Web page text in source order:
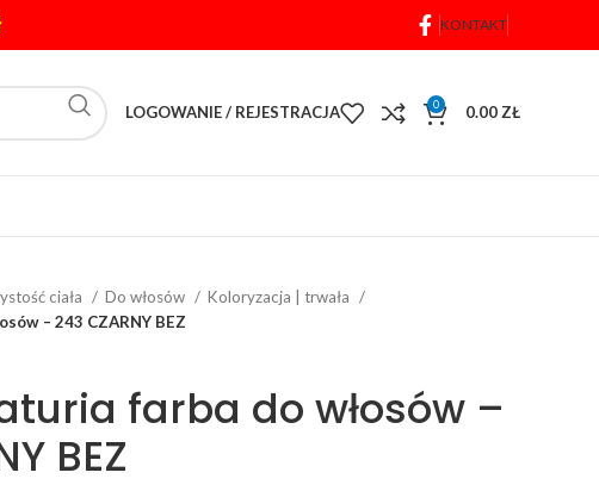
KONTAKT
LOGOWANIE / REJESTRACJA 0 0.00 ZŁ
ciała Do włosów
Koloryzacja | trwała
– 243 CZARNY BEZ
farba do włosów –
BEZ